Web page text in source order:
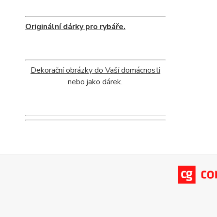
Originální dárky pro rybáře.
Dekorační obrázky do Vaší domácnosti
nebo jako dárek.